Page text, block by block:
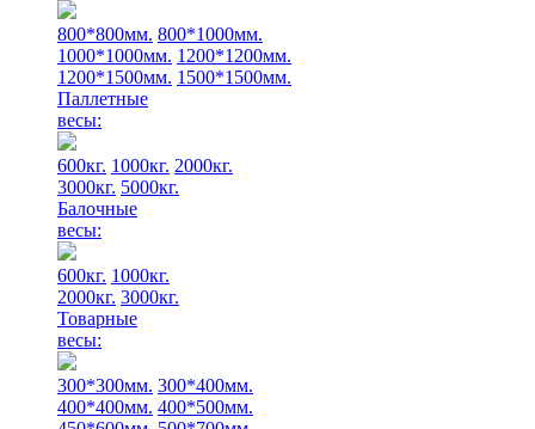
800*800мм. 800*1000мм.
1000*1000мм. 1200*1200мм.
1200*1500мм. 1500*1500мм.
Паллетные
весы:
600кг. 1000кг. 2000кг.
3000кг. 5000кг.
Балочные
весы:
600кг. 1000кг.
2000кг. 3000кг.
Товарные
весы:
300*300мм. 300*400мм.
400*400мм. 400*500мм.